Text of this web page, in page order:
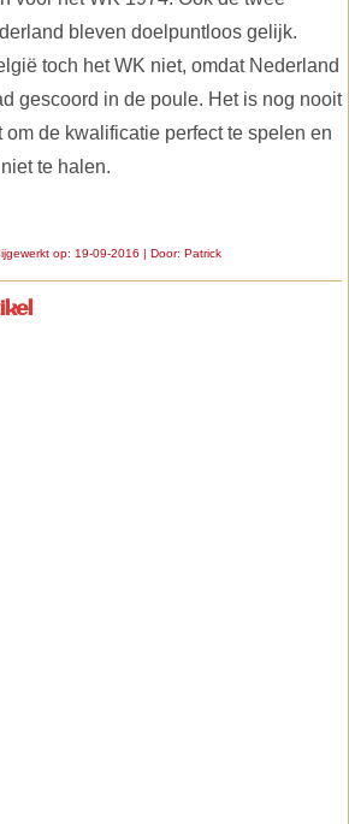
bleven doelpuntloos gelijk.
toch het WK niet, omdat Nederland
gescoord in de poule. Het is nog nooit
de kwalificatie perfect te spelen en
te halen.
op: 19-09-2016 | Door: Patrick